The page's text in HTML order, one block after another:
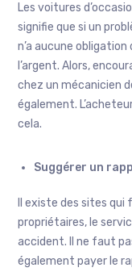
Les voitures
signifie que si un
n’a aucune
l’argent. Alors,
chez un mécanicien
également.
cela.
Suggérer un
Il existe des sites
propriétaires, le
accident. Il ne faut
également payer le